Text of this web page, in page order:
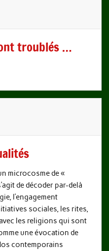
troublés …
microcosme de «
de décoder par-delà
l’engagement
sociales, les rites,
les religions qui sont
une évocation de
contemporains